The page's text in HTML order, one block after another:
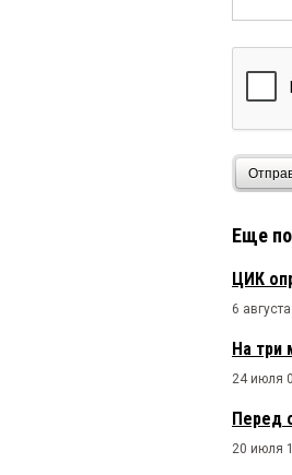
Еще
ЦИК
6
На три
24 июля
Перед
20 июля